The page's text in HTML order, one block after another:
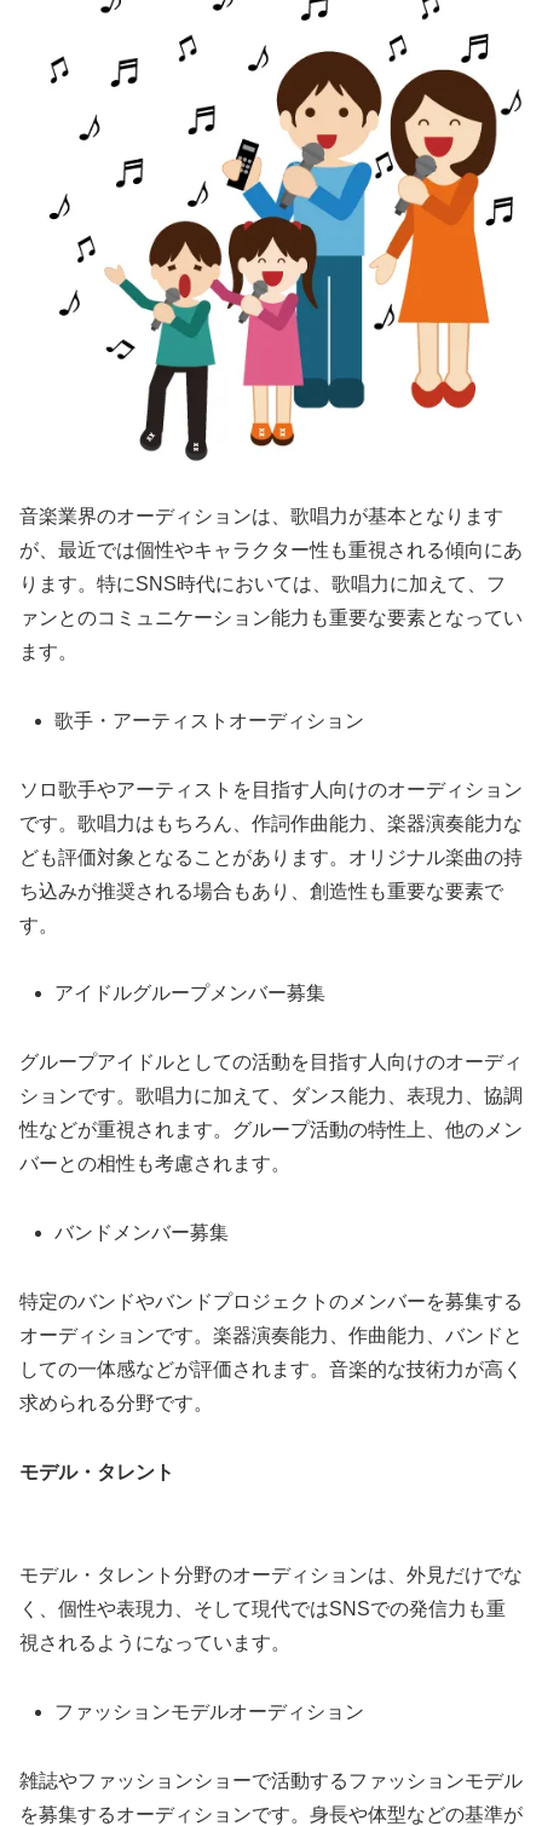
音楽業界のオーディションは、歌唱力が基本となります
が、最近では個性やキャラクター性も重視される傾向にあ
ります。特にSNS時代においては、歌唱力に加えて、フ
ァンとのコミュニケーション能力も重要な要素となってい
ます。
歌手・アーティストオーディション
ソロ歌手やアーティストを目指す人向けのオーディション
です。歌唱力はもちろん、作詞作曲能力、楽器演奏能力な
ども評価対象となることがあります。オリジナル楽曲の持
ち込みが推奨される場合もあり、創造性も重要な要素で
す。
アイドルグループメンバー募集
グループアイドルとしての活動を目指す人向けのオーディ
ションです。歌唱力に加えて、ダンス能力、表現力、協調
性などが重視されます。グループ活動の特性上、他のメン
バーとの相性も考慮されます。
バンドメンバー募集
特定のバンドやバンドプロジェクトのメンバーを募集する
オーディションです。楽器演奏能力、作曲能力、バンドと
しての一体感などが評価されます。音楽的な技術力が高く
求められる分野です。
モデル・タレント
モデル・タレント分野のオーディションは、外見だけでな
く、個性や表現力、そして現代ではSNSでの発信力も重
視されるようになっています。
ファッションモデルオーディション
雑誌やファッションショーで活動するファッションモデル
を募集するオーディションです。身長や体型などの基準が